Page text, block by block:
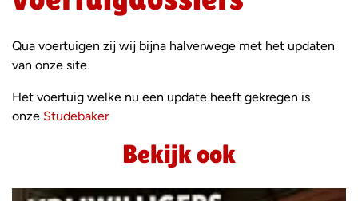
Qua voertuigen zij wij bijna halverwege met het updaten
van onze site
Het voertuig welke nu een update heeft gekregen is
onze Studebaker
Bekijk ook